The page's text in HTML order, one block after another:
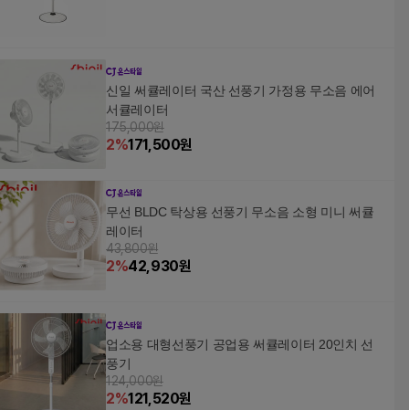
신일 써큘레이터 국산 선풍기 가정용 무소음 에어
서큘레이터
175,000원
2%171,500원
무선 BLDC 탁상용 선풍기 무소음 소형 미니 써큘
레이터
43,800원
2%42,930원
업소용 대형선풍기 공업용 써큘레이터 20인치 선
풍기
124,000원
2%121,520원